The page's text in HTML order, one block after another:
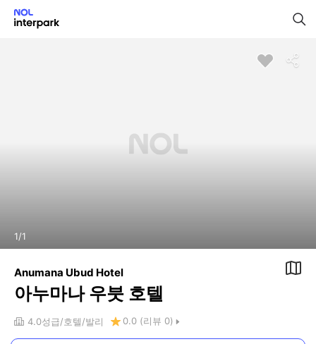
1/1
Anumana Ubud Hotel
아누마나 우붓 호텔
4.0성급 호텔 발리 0.0 (리뷰 0)